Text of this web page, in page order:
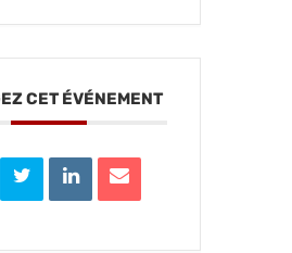
CET ÉVÉNEMENT